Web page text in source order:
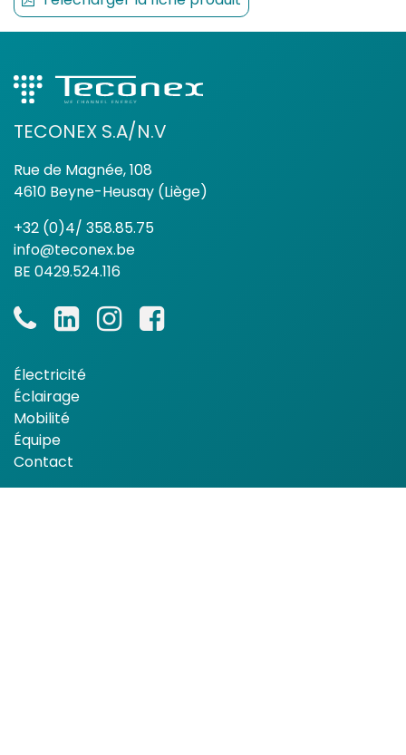
TECONEX S.A/N.V
Rue de Magnée, 108
4610 Beyne-Heusay (Liège)
+32 (0)4/ 358.85.75
info@teconex.be
BE 0429.524.116
Électricité
Éclairage
Mobilité
Équipe
Contact